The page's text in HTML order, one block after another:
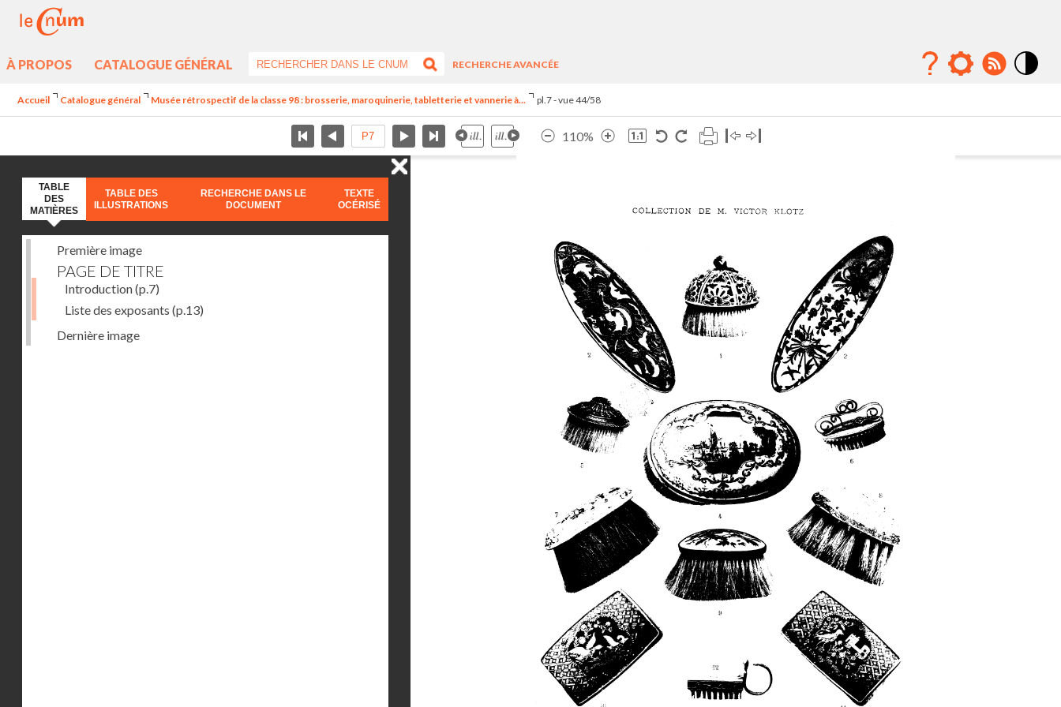
À PROPOS CATALOGUE GÉNÉRAL
RECHERCHE AVANCÉE
Accueil Catalogue général Musée rétrospectif de la classe 98 : brosserie, maroquinerie, tabletterie et vannerie à... pl.7 - vue 44/58
110%
TABLE
DES
MATIÈRES
TABLE DES
ILLUSTRATIONS
RECHERCHE DANS LE
DOCUMENT
TEXTE
OCÉRISÉ
Première image
PAGE DE TITRE
Introduction(p.7)
Liste des exposants (p.13)
Dernière image